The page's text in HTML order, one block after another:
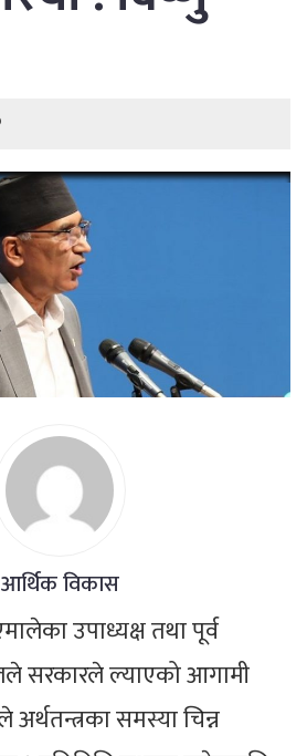
आर्थिक विकास
उपाध्यक्ष तथा पूर्व
सरकारले ल्याएको आगामी
समस्या चिन्न